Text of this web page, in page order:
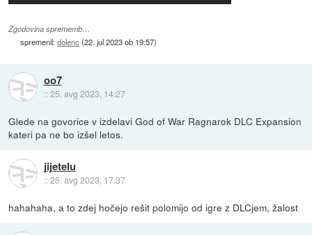
Zgodovina sprememb…
spremenil:dolenc (22. jul 2023 ob 19:57)
oo7
::25. avg 2023, 14:27
Glede na govorice v izdelavi God of War Ragnarok DLC Expansion
kateri pa ne bo izšel letos.
jijetelu
::25. avg 2023, 17:37
hahahaha, a to zdej hočejo rešit polomijo od igre z DLCjem, žalost